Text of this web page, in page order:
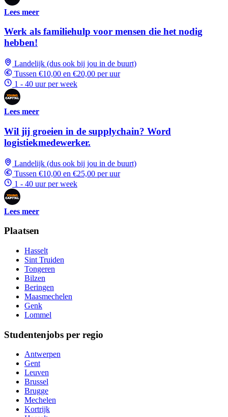
Lees meer
Werk als familiehulp voor mensen die het nodig
hebben!
Landelijk (dus ook bij jou in de buurt)
Tussen €10,00 en €20,00 per uur
1 - 40 uur per week
Lees meer
Wil jij groeien in de supplychain? Word
logistiekmedewerker.
Landelijk (dus ook bij jou in de buurt)
Tussen €10,00 en €25,00 per uur
1 - 40 uur per week
Lees meer
Plaatsen
Hasselt
Sint Truiden
Tongeren
Bilzen
Beringen
Maasmechelen
Genk
Lommel
Studentenjobs per regio
Antwerpen
Gent
Leuven
Brussel
Brugge
Mechelen
Kortrijk